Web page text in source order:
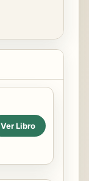
Ver Libro